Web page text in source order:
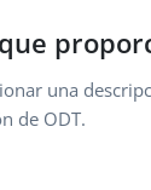
una
de ODT.